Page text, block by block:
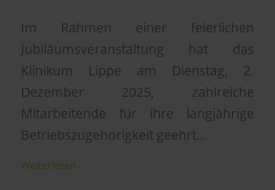
Im Rahmen einer feierlichen
Jubiläumsveranstaltung hat das
Klinikum Lippe am Dienstag, 2.
Dezember 2025, zahlreiche
Mitarbeitende für ihre langjährige
Betriebszugehörigkeit geehrt…
Weiterlesen